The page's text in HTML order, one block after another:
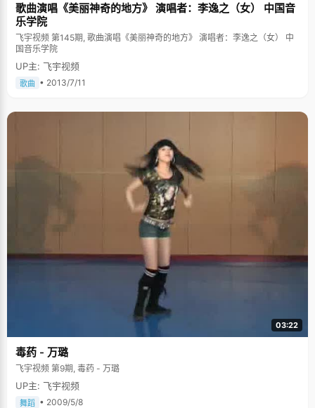
歌曲演唱《美丽神奇的地方》 演唱者：李逸之（女） 中国音
乐学院
飞宇视频 第145期, 歌曲演唱《美丽神奇的地方》 演唱者：李逸之（女） 中
国音乐学院
UP主: 飞宇视频
歌曲 • 2013/7/11
03:22
毒药 - 万璐
飞宇视频 第9期, 毒药 - 万璐
UP主: 飞宇视频
舞蹈 • 2009/5/8